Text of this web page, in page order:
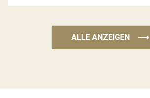
ALLE ANZEIGEN ⟶